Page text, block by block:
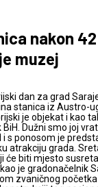
nakon 42
muzej
dan za grad
stanica iz Austro-
je objekat i kao
Dužni smo joj
s ponosom je
atrakciju grada.
će biti mjesto
je gradonačelnik
zvaničnog